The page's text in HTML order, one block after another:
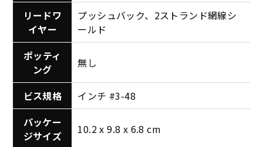
リードワ
イヤー
プッシュバック、2ストランド網線シ
ールド
ポッティ
ング
無し
ビス規格
インチ #3-48
パッケー
ジサイズ
10.2 x 9.8 x 6.8 cm